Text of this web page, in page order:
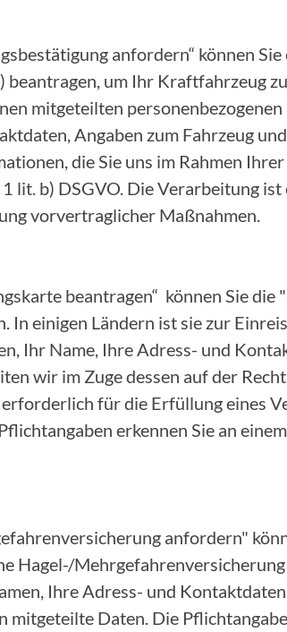
anfordern“ können
um Ihr Kraftfahrzeug
mitgeteilten personenbezogenen
Angaben zum Fahrzeug
die Sie uns im Rahmen
lit. b) DSGVO. Die Verarbeitung
vorvertraglicher Maßnahmen.
beantragen“ können Sie die
einigen Ländern ist sie zur
Ihr Name, Ihre Adress- und
wir im Zuge dessen auf der
für die Erfüllung eines
erkennen Sie an einem
anfordern"
Hagel-/
Ihre Adress- und
Daten. Die